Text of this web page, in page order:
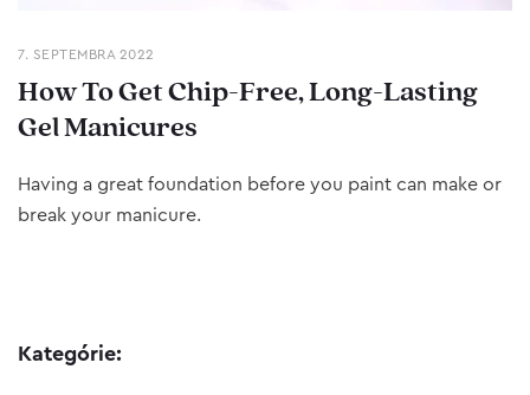
7. SEPTEMBRA 2022
How To Get Chip-Free, Long-Lasting
Gel Manicures
Having a great foundation before you paint can make or
break your manicure.
Kategórie: